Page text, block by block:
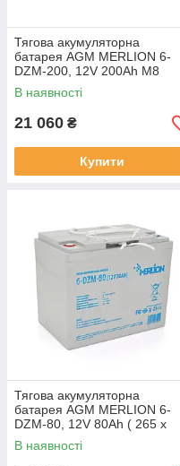
Тягова акумуляторна
батарея AGM MERLION 6-
DZM-200, 12V 200Ah М8
(495*165*230), Q1
В наявності
21 060 ₴
Купити
Тягова акумуляторна
батарея AGM MERLION 6-
DZM-80, 12V 80Ah ( 265 x
168 x 215) Q1
В наявності